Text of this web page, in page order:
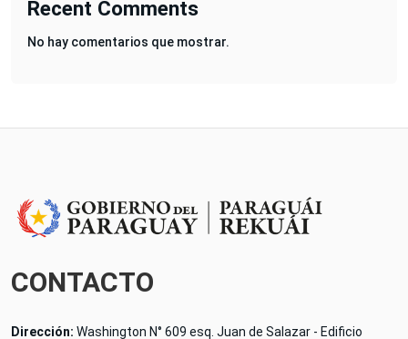
Recent Comments
No hay comentarios que mostrar.
CONTACTO
Dirección: Washington N° 609 esq. Juan de Salazar - Edificio